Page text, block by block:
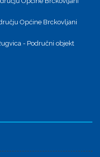
Općine Brckovljani
- Područni objekt